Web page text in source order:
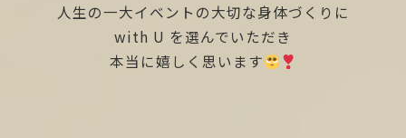
人生の一大イベントの大切な身体づくりに
with U を選んでいただき
本当に嬉しく思います